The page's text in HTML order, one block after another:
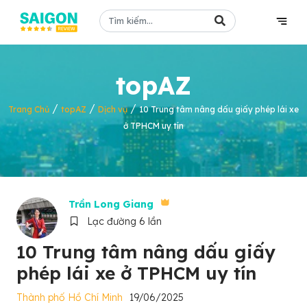
topAZ
Trang Chủ / topAZ / Dịch vụ/10 Trung tâm nâng dấu giấy phép lái xe
ở TPHCM uy tín
Trần Long Giang
Lạc đường 6 lần
10 Trung tâm nâng dấu giấy
phép lái xe ở TPHCM uy tín
Thành phố Hồ Chí Minh 19/06/2025